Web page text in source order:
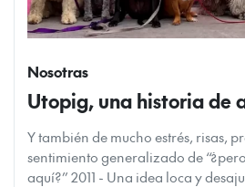
Nosotras
Utopig, una historia de
Y también de mucho estrés, risas,
sentimiento generalizado de
aquí?” 2011 - Una idea loca y